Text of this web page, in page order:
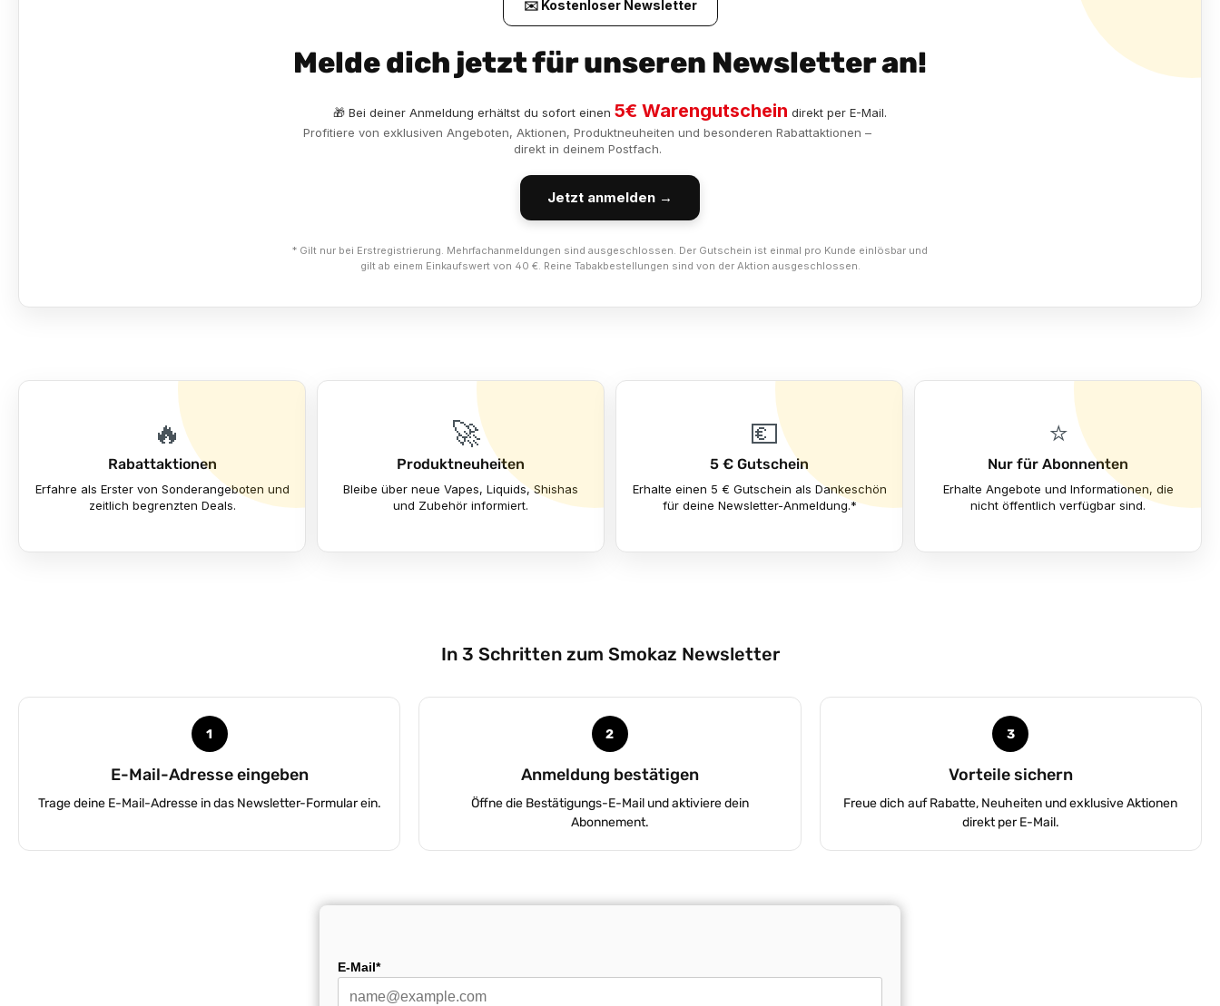
✉️ Kostenloser Newsletter
Melde dich jetzt für unseren Newsletter an!
🎁 Bei deiner Anmeldung erhältst du sofort einen 5€ Warengutschein direkt per E-Mail.
Profitiere von exklusiven Angeboten, Aktionen, Produktneuheiten und besonderen Rabattaktionen –
direkt in deinem Postfach.
Jetzt anmelden →
* Gilt nur bei Erstregistrierung. Mehrfachanmeldungen sind ausgeschlossen. Der Gutschein ist einmal pro Kunde einlösbar und
gilt ab einem Einkaufswert von 40 €. Reine Tabakbestellungen sind von der Aktion ausgeschlossen.
🔥
Rabattaktionen
Erfahre als Erster von Sonderangeboten und
zeitlich begrenzten Deals.
🚀
Produktneuheiten
Bleibe über neue Vapes, Liquids, Shishas
und Zubehör informiert.
💶
5 € Gutschein
Erhalte einen 5 € Gutschein als Dankeschön
für deine Newsletter-Anmeldung.*
⭐
Nur für Abonnenten
Erhalte Angebote und Informationen, die
nicht öffentlich verfügbar sind.
In 3 Schritten zum Smokaz Newsletter
1
E-Mail-Adresse eingeben
Trage deine E-Mail-Adresse in das Newsletter-Formular ein.
2
Anmeldung bestätigen
Öffne die Bestätigungs-E-Mail und aktiviere dein
Abonnement.
3
Vorteile sichern
Freue dich auf Rabatte, Neuheiten und exklusive Aktionen
direkt per E-Mail.
E-Mail*